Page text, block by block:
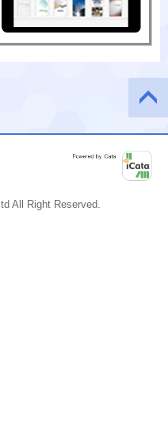
ージの
先頭へ
All Right Reserved.
iCata